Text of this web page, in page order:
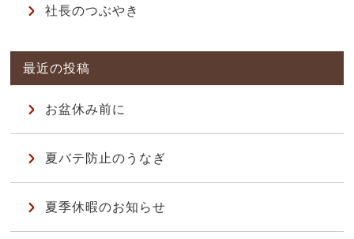
社長のつぶやき
お盆休み前に
夏バテ防止のうなぎ
夏季休暇のお知らせ